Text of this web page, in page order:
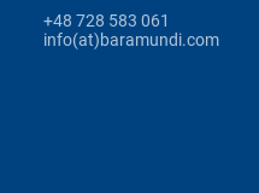
+48 728 583 061
info(at)baramundi.com